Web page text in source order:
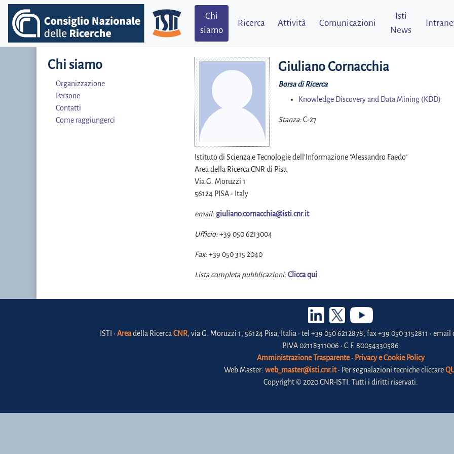
Chi
siamo
Ricerca Attività Comunicazioni
Isti
News
Chi siamo
Organizzazione
Persone
Contatti
Come raggiungerci
Giuliano Cornacchia
Borsa di Ricerca
Knowledge Discovery and Data Mining (KDD)
Stanza:C-27
Istituto di Scienza e Tecnologie dell'Informazione "Alessandro Faedo"
Area della Ricerca CNR di Pisa
Via G. Moruzzi 1
56124 PISA - Italy
email: giuliano.cornacchia@isti.cnr.it
Ufficio:+39 050 6213004
Fax:+39 050 315 2040
Lista completa pubblicazioni:Clicca qui
ISTI • Areadella Ricerca CNR, via G. Moruzzi 1, 56124 Pisa, Italia • tel +39 050 6212878, fax +39 050 3152811 •
P.IVA 02118311006 • C.F. 80054330586
Amministrazione Trasparente• Privacy e Cookie Policy
Web Master: web_master@isti.cnr.it• Per segnalazioni tecniche cliccare
Copyright © 2020 CNR-ISTI. Tutti i diritti riservati.